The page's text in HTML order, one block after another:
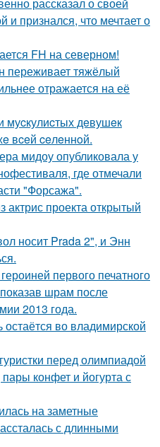
признался, что мечтает о
FH на северном!
переживает тяжёлый
отражается на её
дeвушeк
вceй ceлeннoй.
мидоу опубликовала у
где отмечали
"Форсажа".
проекта открытый
носит Prada 2", и Энн
первого печатного
шрам после
2013 года.
остаётся во владимирской
перед олимпиадой
конфет и йогурта с
на заметные
с длинными